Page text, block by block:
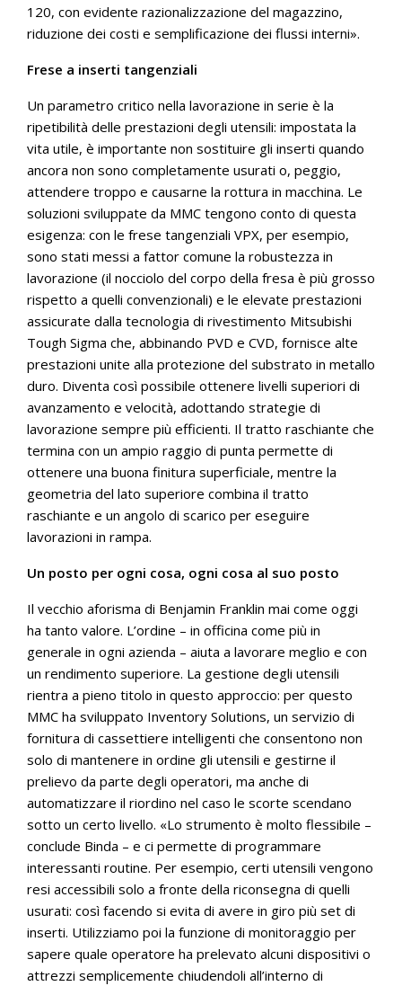
120, con evidente razionalizzazione del magazzino,
riduzione dei costi e semplificazione dei flussi interni».
Frese a inserti tangenziali
Un parametro critico nella lavorazione in serie è la
ripetibilità delle prestazioni degli utensili: impostata la
vita utile, è importante non sostituire gli inserti quando
ancora non sono completamente usurati o, peggio,
attendere troppo e causarne la rottura in macchina. Le
soluzioni sviluppate da MMC tengono conto di questa
esigenza: con le frese tangenziali VPX, per esempio,
sono stati messi a fattor comune la robustezza in
lavorazione (il nocciolo del corpo della fresa è più grosso
rispetto a quelli convenzionali) e le elevate prestazioni
assicurate dalla tecnologia di rivestimento Mitsubishi
Tough Sigma che, abbinando PVD e CVD, fornisce alte
prestazioni unite alla protezione del substrato in metallo
duro. Diventa così possibile ottenere livelli superiori di
avanzamento e velocità, adottando strategie di
lavorazione sempre più efficienti. Il tratto raschiante che
termina con un ampio raggio di punta permette di
ottenere una buona finitura superficiale, mentre la
geometria del lato superiore combina il tratto
raschiante e un angolo di scarico per eseguire
lavorazioni in rampa.
Un posto per ogni cosa, ogni cosa al suo posto
Il vecchio aforisma di Benjamin Franklin mai come oggi
ha tanto valore. L’ordine – in officina come più in
generale in ogni azienda – aiuta a lavorare meglio e con
un rendimento superiore. La gestione degli utensili
rientra a pieno titolo in questo approccio: per questo
MMC ha sviluppato Inventory Solutions, un servizio di
fornitura di cassettiere intelligenti che consentono non
solo di mantenere in ordine gli utensili e gestirne il
prelievo da parte degli operatori, ma anche di
automatizzare il riordino nel caso le scorte scendano
sotto un certo livello. «Lo strumento è molto flessibile –
conclude Binda – e ci permette di programmare
interessanti routine. Per esempio, certi utensili vengono
resi accessibili solo a fronte della riconsegna di quelli
usurati: così facendo si evita di avere in giro più set di
inserti. Utilizziamo poi la funzione di monitoraggio per
sapere quale operatore ha prelevato alcuni dispositivi o
attrezzi semplicemente chiudendoli all’interno di